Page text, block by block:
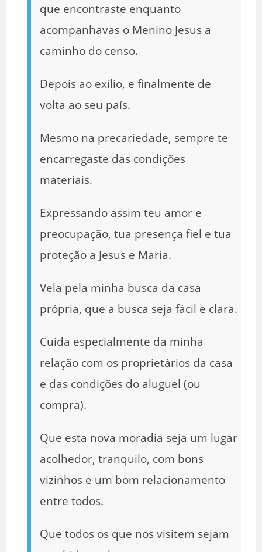
que encontraste enquanto
acompanhavas o Menino Jesus a
caminho do censo.
Depois ao exílio, e finalmente de
volta ao seu país.
Mesmo na precariedade, sempre te
encarregaste das condições
materiais.
Expressando assim teu amor e
preocupação, tua presença fiel e tua
proteção a Jesus e Maria.
Vela pela minha busca da casa
própria, que a busca seja fácil e clara.
Cuida especialmente da minha
relação com os proprietários da casa
e das condições do aluguel (ou
compra).
Que esta nova moradia seja um lugar
acolhedor, tranquilo, com bons
vizinhos e um bom relacionamento
entre todos.
Que todos os que nos visitem sejam